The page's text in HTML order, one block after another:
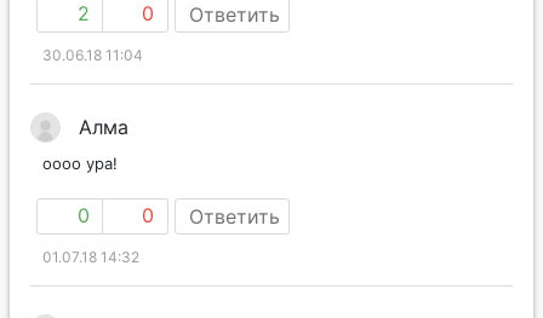
2 0 Ответить
30.06.18 11:04
Алма
оооо ура!
0 0 Ответить
01.07.18 14:32